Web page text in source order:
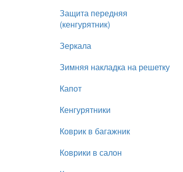
Защита передняя
(кенгурятник)
Зеркала
Зимняя накладка на решетку
Капот
Кенгурятники
Коврик в багажник
Коврики в салон